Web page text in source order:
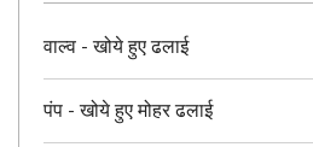
वाल्व - खोये हुए ढलाई
पंप - खोये हुए मोहर ढलाई